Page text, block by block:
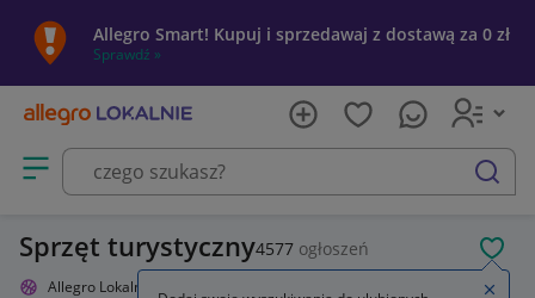
Allegro Smart! Kupuj i sprzedawaj z dostawą za 0 zł
Sprawdź »
Otwórz menu z kategoriami
szukaj
Sprzęt turystyczny4577 ogłoszeń
Allegro Lokalnie